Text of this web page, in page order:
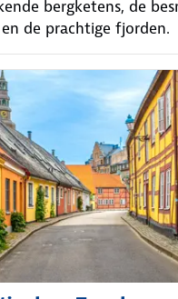
bergketens, de
de prachtige fjorden.